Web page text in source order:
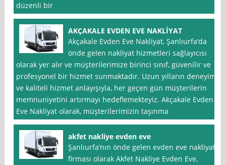
düzenli bir
AKÇAKALE EVDEN EVE NAKLİYAT
Akçakale Evden Eve Nakliyat, Şanlıurfa‘da
önde gelen nakliyat hizmetleri sağlayıcısı
olarak yer alır ve müşterilerimize birinci sınıf, güvenilir ve
profesyonel bir hizmet sunmaktadır. Uzun yılların deneyimi
ve kaliteli hizmet anlayışıyla, her geçen gün müşterilerin
memnuniyetini artırmayı hedeflemekteyiz. Akçakale Evden
Eve Nakliyat olarak, müşterilerimizin taşınma
akfet nakliye evden eve
Şanlıurfa‘nın önde gelen evden eve nakliyat
firması olarak Akfet Nakliye Evden Eve,